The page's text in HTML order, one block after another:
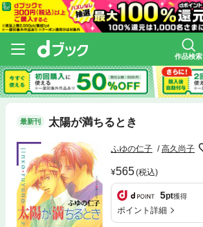
作品検索
最新刊 太陽が満ちるとき
ふゆの仁子 高久尚子
565(税込)
5pt獲得
ポイント詳細